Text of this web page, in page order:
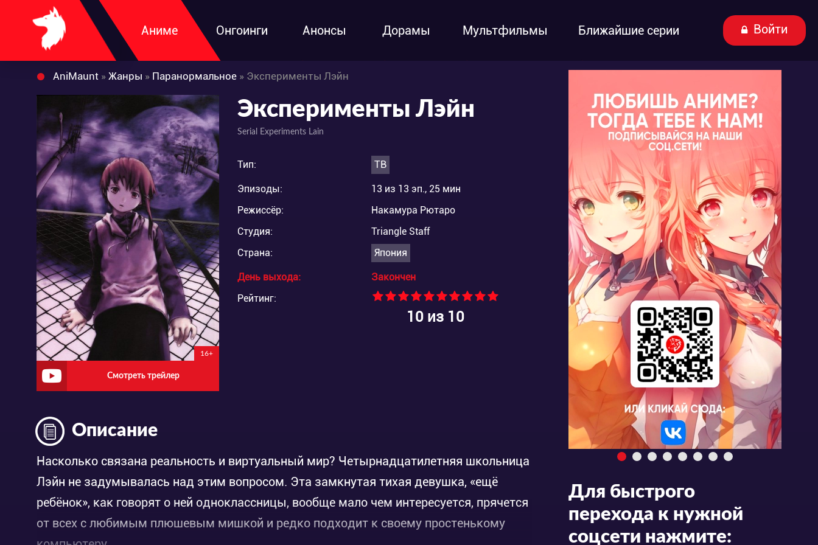
Аниме Онгоинги Анонсы Дорамы Мультфильмы Ближайшие серии Войти
AniMaunt » Жанры » Паранормальное » Эксперименты Лэйн
16+
Смотреть трейлер
Эксперименты Лэйн
Serial Experiments Lain
Тип: ТВ
Эпизоды:
13 из 13 эп., 25 мин
Режиссёр:
Накамура Рютаро
Студия:
Triangle Staff
Страна:
Япония
День выхода:
Закончен
Рейтинг:
10из 10
Описание
Насколько связана реальность и виртуальный мир? Четырнадцатилетняя школьница
Лэйн не задумывалась над этим вопросом. Эта замкнутая тихая девушка, «ещё
ребёнок», как говорят о ней одноклассницы, вообще мало чем интересуется, прячется
от всех с любимым плюшевым мишкой и редко подходит к своему простенькому
Для быстрого
перехода к нужной
соцсети нажмите: